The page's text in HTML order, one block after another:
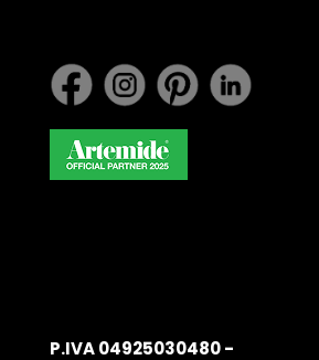
P.IVA 04925030480 -